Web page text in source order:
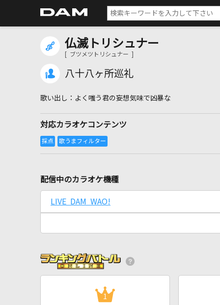
仏滅トリシュナー
[ ブツメツトリシュナー ]
八十八ヶ所巡礼
よく嗤う君の妄想気味で凶暴な
対応カラオケコンテンツ
配信中のカラオケ機種
LIVE DAM WAO!
1